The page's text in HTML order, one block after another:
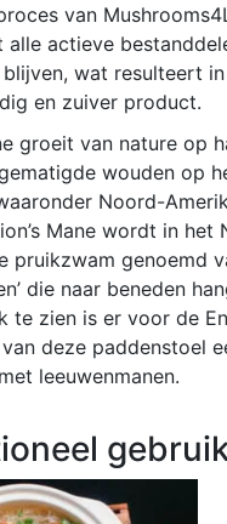
van
alle actieve
wat resulteert
en zuiver product.
groeit van nature op
wouden op
Noord-
Mane wordt in het
pruikzwam genoemd
die naar beneden
te zien is er voor de
deze paddenstoel
leeuwenmanen.